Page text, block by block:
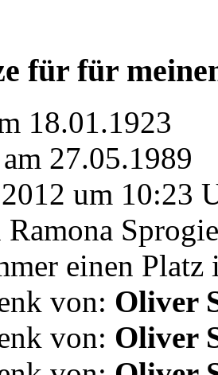
für für
18.01.1923
27.05.1989
um 10:23
einen Platz
von: Oliver
von: Oliver